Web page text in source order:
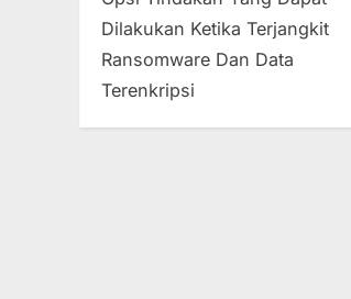
Dilakukan Ketika Terjangkit
Ransomware Dan Data
Terenkripsi